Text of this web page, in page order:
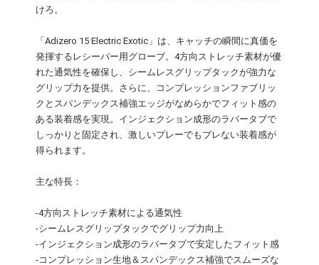
けろ。
「Adizero 15 Electric Exotic」は、キャッチの瞬間に真価を
発揮するレシーバー用グローブ。4方向ストレッチ素材が優
れた通気性を確保し、シームレスグリップタックが強力な
グリップ力を提供。さらに、コンプレッションファブリッ
クとスパンデックス補強エッジがなめらかでフィット感の
ある装着感を実現。インジェクション成形のラバータブで
しっかりと固定され、激しいプレーでもブレない装着感が
得られます。
主な特長：
-4方向ストレッチ素材による通気性
-シームレスグリップタックでグリップ力向上
-インジェクション成形のラバータブで安定したフィット感
-コンプレッション生地＆スパンデックス補強でスムーズな